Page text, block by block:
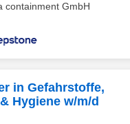
containment GmbH
in Gefahrstoffe,
Hygiene w/m/d